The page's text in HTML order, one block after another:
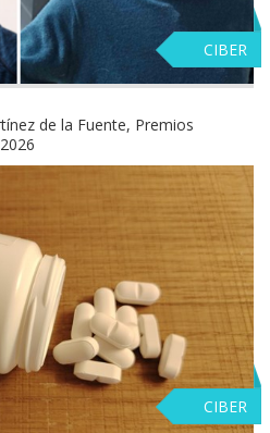
CIBER
de la Fuente, Premios
CIBER